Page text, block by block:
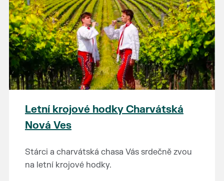
Letní krojové hodky Charvátská
Nová Ves
Stárci a charvátská chasa Vás srdečně zvou
na letní krojové hodky.